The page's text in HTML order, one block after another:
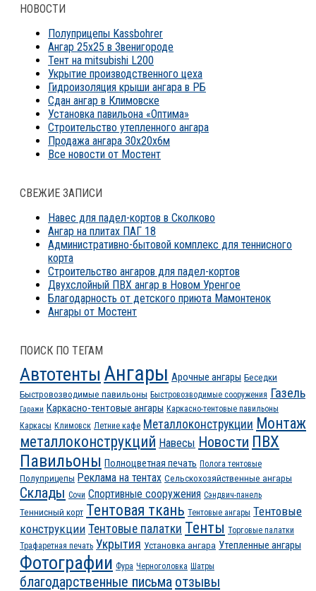
НОВОСТИ
Полуприцепы Kassbohrer
Ангар 25х25 в Звенигороде
Тент на mitsubishi L200
Укрытие производственного цеха
Гидроизоляция крыши ангара в РБ
Сдан ангар в Климовске
Установка павильона «Оптима»
Строительство утепленного ангара
Продажа ангара 30х20х6м
Все новости от Мостент
СВЕЖИЕ ЗАПИСИ
Навес для падел-кортов в Сколково
Ангар на плитах ПАГ 18
Административно-бытовой комплекс для теннисного
корта
Строительство ангаров для падел-кортов
Двухслойный ПВХ ангар в Новом Уренгое
Благодарность от детского приюта Мамонтенок
Ангары от Мостент
ПОИСК ПО ТЕГАМ
Автотенты Ангары Арочные ангары Беседки
Быстровозводимые павильоны Быстровозводимые сооружения Газель
Гаражи Каркасно-тентовые ангары Каркасно-тентовые павильоны
Каркасы Климовск Летние кафе Металлоконструкции Монтаж
металлоконструкций Навесы Новости ПВХ
Павильоны Полноцветная печать Полога тентовые
Полуприцепы Реклама на тентах Сельскохозяйственные ангары
Склады Сочи Спортивные сооружения Сэндвич-панель
Теннисный корт Тентовая ткань Тентовые ангары Тентовые
конструкции Тентовые палатки Тенты Торговые палатки
Трафаретная печать Укрытия Установка ангара Утепленные ангары
Фотографии Фура Черноголовка Шатры
благодарственные письма отзывы